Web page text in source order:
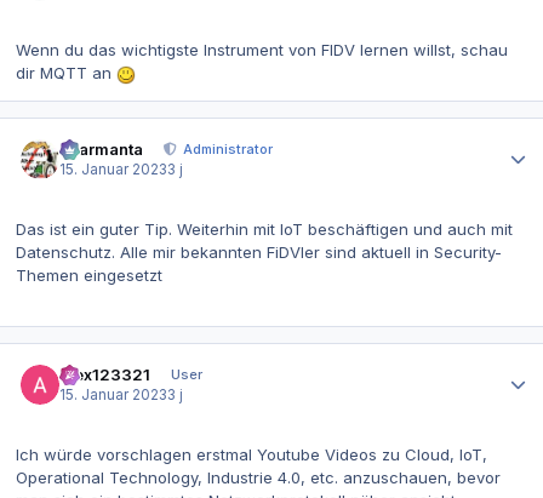
Wenn du das wichtigste Instrument von FIDV lernen willst, schau
dir MQTT an
charmanta
Administrator
15. Januar 20233 j
Das ist ein guter Tip. Weiterhin mit IoT beschäftigen und auch mit
Datenschutz. Alle mir bekannten FiDVler sind aktuell in Security-
Themen eingesetzt
alex123321
User
15. Januar 20233 j
Ich würde vorschlagen erstmal Youtube Videos zu Cloud, IoT,
Operational Technology, Industrie 4.0, etc. anzuschauen, bevor